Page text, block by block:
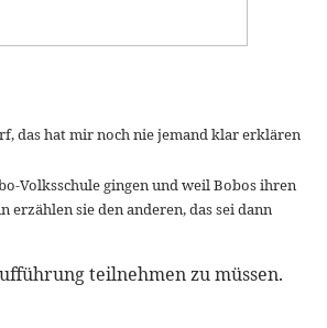
das hat mir noch nie jemand klar erklären
Volksschule gingen und weil Bobos ihren
erzählen sie den anderen, das sei dann
teilnehmen zu müssen.